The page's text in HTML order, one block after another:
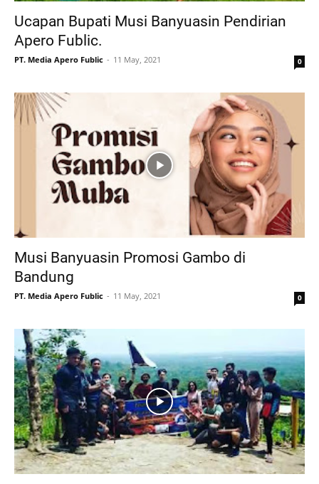
Ucapan Bupati Musi Banyuasin Pendirian
Apero Fublic.
PT. Media Apero Fublic 11 May, 2021 0
Musi Banyuasin Promosi Gambo di
Bandung
PT. Media Apero Fublic 11 May, 2021 0